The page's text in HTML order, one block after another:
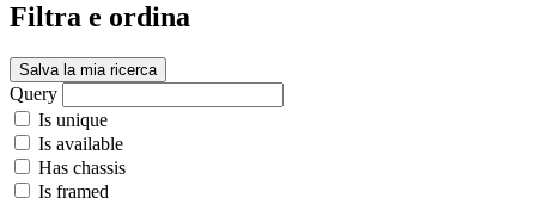
Filtra e ordina
Salva la mia ricerca
Query
Is unique
Is available
Has chassis
Is framed